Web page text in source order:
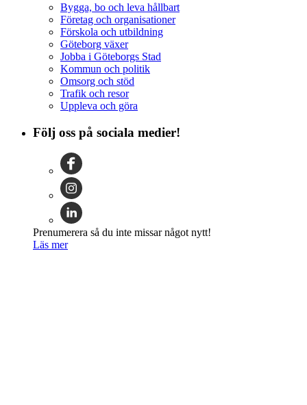
Bygga, bo och leva hållbart
Företag och organisationer
Förskola och utbildning
Göteborg växer
Jobba i Göteborgs Stad
Kommun och politik
Omsorg och stöd
Trafik och resor
Uppleva och göra
Följ oss på sociala medier!
Prenumerera så du inte missar något nytt!
Läs mer